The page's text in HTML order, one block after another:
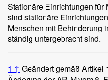
Stationäre Einrichtungen für
sind stationäre
Menschen mit Behinderung
ständig untergebracht sind.
1 ↑ Geändert gemäß Artikel